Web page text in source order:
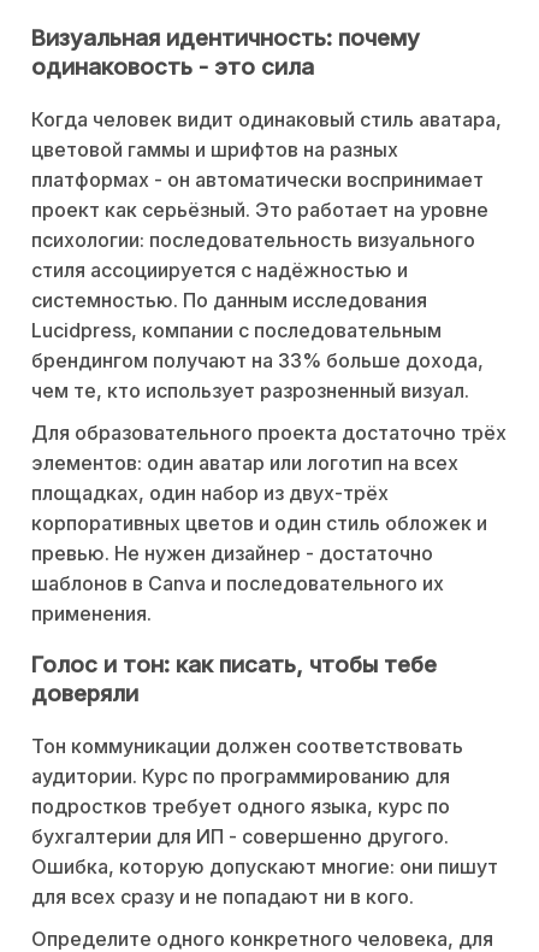
Визуальная идентичность: почему
одинаковость - это сила
Когда человек видит одинаковый стиль аватара,
цветовой гаммы и шрифтов на разных
платформах - он автоматически воспринимает
проект как серьёзный. Это работает на уровне
психологии: последовательность визуального
стиля ассоциируется с надёжностью и
системностью. По данным исследования
Lucidpress, компании с последовательным
брендингом получают на 33% больше дохода,
чем те, кто использует разрозненный визуал.
Для образовательного проекта достаточно трёх
элементов: один аватар или логотип на всех
площадках, один набор из двух-трёх
корпоративных цветов и один стиль обложек и
превью. Не нужен дизайнер - достаточно
шаблонов в Canva и последовательного их
применения.
Голос и тон: как писать, чтобы тебе
доверяли
Тон коммуникации должен соответствовать
аудитории. Курс по программированию для
подростков требует одного языка, курс по
бухгалтерии для ИП - совершенно другого.
Ошибка, которую допускают многие: они пишут
для всех сразу и не попадают ни в кого.
Определите одного конкретного человека, для